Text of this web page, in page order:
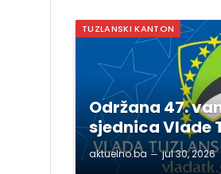
TUZLANSKI KANTON
Održana 47.
sjednica Vlade
aktuelno.ba jul 30, 2026